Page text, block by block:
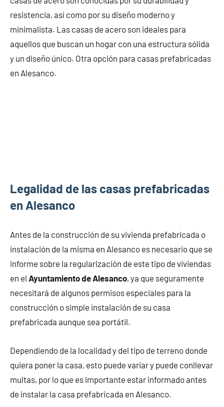
resistencia, así como por su diseño moderno y
minimalista. Las casas de acero son ideales para
aquellos que buscan un hogar con una estructura sólida
y un diseño único. Otra opción para casas prefabricadas
en Alesanco.
Legalidad de las casas prefabricadas
en Alesanco
Antes de la construcción de su vivienda prefabricada o
instalación de la misma en Alesanco es necesario que se
informe sobre la regularización de este tipo de viviendas
en el Ayuntamiento de Alesanco, ya que seguramente
necesitará de algunos permisos especiales para la
construcción o simple instalación de su casa
prefabricada aunque sea portátil.
Dependiendo de la localidad y del tipo de terreno donde
quiera poner la casa, esto puede variar y puede conllevar
multas, por lo que es importante estar informado antes
de instalar la casa prefabricada en Alesanco.